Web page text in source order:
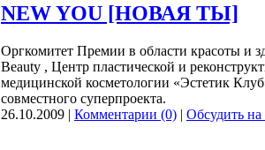
NEW YOU [НОВАЯ ТЫ]
Оргкомитет Премии в области красоты и
Beauty , Центр пластической и
медицинской косметологии «Эстетик
совместного cуперпроекта.
26.10.2009 | Комментарии (0) | Обсудить